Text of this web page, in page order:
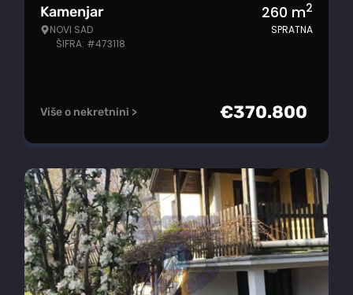
Kamenjar
NOVI SAD
ŠIFRA: #473118
260 m2
SPRATNA
Više o nekretnini > €370.800